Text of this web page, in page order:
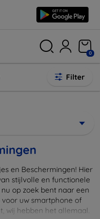
0
Filter
en Beschermingen! Hier
stijlvolle en functionele
op zoek bent naar een
uw smartphone of
wij hebben het allemaal.